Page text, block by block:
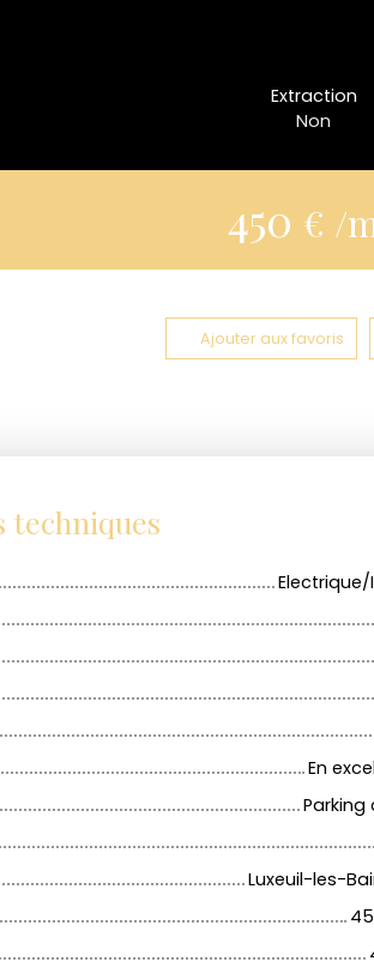
Extraction
Non
450 € /
Ajouter aux favoris
techniques
En
Luxeuil-les-